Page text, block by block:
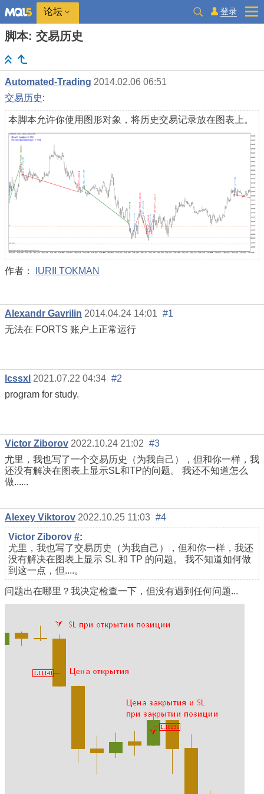
论坛 登录
脚本: 交易历史
Automated-Trading 2014.02.06 06:51
交易历史:
本脚本允许你使用图形对象，将历史交易记录放在图表上。
作者： IURII TOKMAN
Alexandr Gavrilin 2014.04.24 14:01 #1
无法在 FORTS 账户上正常运行
lcssxl 2021.07.22 04:34 #2
program for study.
Victor Ziborov 2022.10.24 21:02 #3
尤里，我也写了一个交易历史（为我自己），但和你一样，我
还没有解决在图表上显示SL和TP的问题。 我还不知道怎么
做......
Alexey Viktorov 2022.10.25 11:03 #4
Victor Ziborov #:
尤里，我也写了交易历史（为我自己），但和你一样，我还
没有解决在图表上显示 SL 和 TP 的问题。 我不知道如何做
到这一点，但....。
问题出在哪里？我决定检查一下，但没有遇到任何问题...